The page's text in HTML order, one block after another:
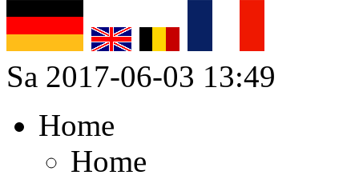
Sa 2017-06-03 13:49
Home
Home